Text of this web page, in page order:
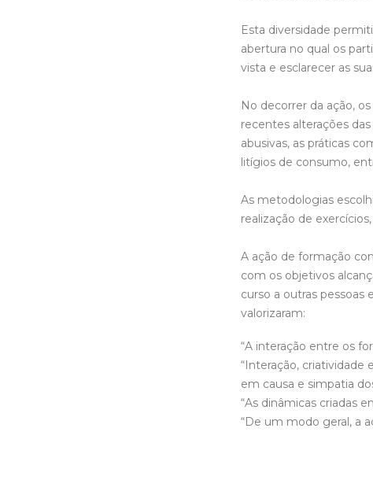
Esta diversidade
abertura no qual os
vista e esclarecer as
No decorrer da ação,
recentes alterações
abusivas, as práticas
litígios de consumo,
As metodologias
realização de
A ação de formação
com os objetivos
curso a outras
valorizaram:
“A interação entre os
“Interação, criatividade
em causa e simpatia
“As dinâmicas criadas
“De um modo geral, a